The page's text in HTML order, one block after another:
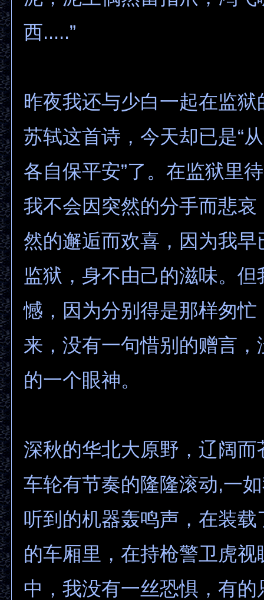
西.....”
昨夜我还与少白一起在监狱
苏轼这首诗，今天却已是“
各自保平安”了。在监狱里
我不会因突然的分手而悲哀
然的邂逅而欢喜，因为我早
监狱，身不由己的滋味。
憾，因为分别得是那样匆忙
来，没有一句惜别的赠言，
的一个眼神。
深秋的华北大原野，辽阔而
车轮有节奏的隆隆滚动,一
听到的机器轰鸣声，在装载
的车厢里，在持枪警卫虎视
中，我没有一丝恐惧，有的